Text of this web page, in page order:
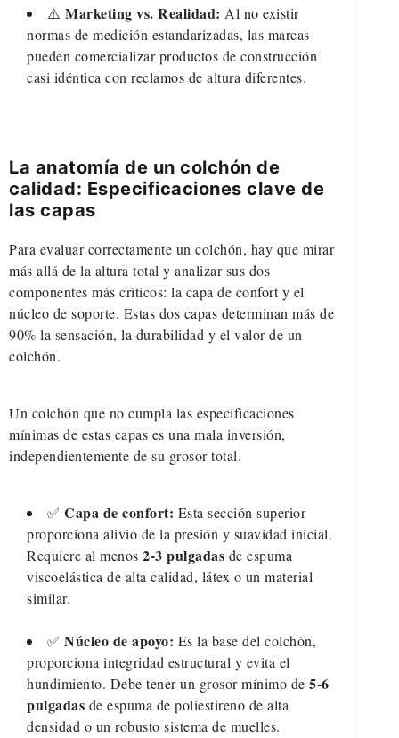
⚠️ Marketing vs. Realidad: Al no existir
normas de medición estandarizadas, las marcas
pueden comercializar productos de construcción
casi idéntica con reclamos de altura diferentes.
La anatomía de un colchón de
calidad: Especificaciones clave de
las capas
Para evaluar correctamente un colchón, hay que mirar
más allá de la altura total y analizar sus dos
componentes más críticos: la capa de confort y el
núcleo de soporte. Estas dos capas determinan más de
90% la sensación, la durabilidad y el valor de un
colchón.
Un colchón que no cumpla las especificaciones
mínimas de estas capas es una mala inversión,
independientemente de su grosor total.
✅ Capa de confort: Esta sección superior
proporciona alivio de la presión y suavidad inicial.
Requiere al menos 2-3 pulgadas de espuma
viscoelástica de alta calidad, látex o un material
similar.
✅ Núcleo de apoyo: Es la base del colchón,
proporciona integridad estructural y evita el
hundimiento. Debe tener un grosor mínimo de 5-6
pulgadas de espuma de poliestireno de alta
densidad o un robusto sistema de muelles.